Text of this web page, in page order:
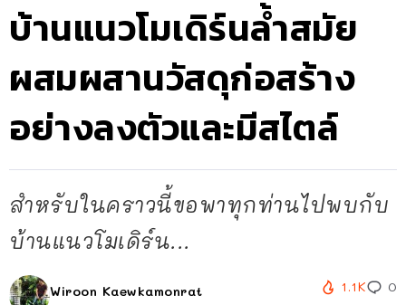
บ้านแนวโมเดิร์นล้ำสมัย
ผสมผสานวัสดุก่อสร้าง
อย่างลงตัวและมีสไตล์
สำหรับในคราวนี้ขอพาทุกท่านไปพบกับ
บ้านแนวโมเดิร์น...
Wiroon Kaewkamonrat 1.1K 0